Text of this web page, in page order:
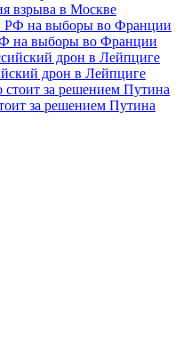
взрыва в Москве
на выборы во Франции
дрон в Лейпциге
за решением Путина